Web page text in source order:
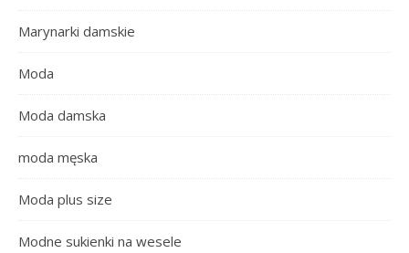
Marynarki damskie
Moda
Moda damska
moda męska
Moda plus size
Modne sukienki na wesele